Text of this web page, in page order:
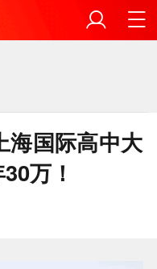
海国际高中大
万！